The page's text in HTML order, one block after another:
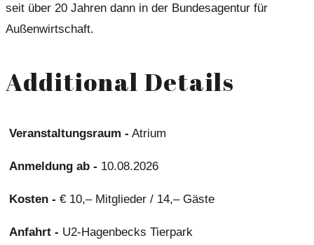
seit über 20 Jahren dann in der Bundesagentur für
Außenwirtschaft.
Additional Details
Veranstaltungsraum - Atrium
Anmeldung ab - 10.08.2026
Kosten - € 10,– Mitglieder / 14,– Gäste
Anfahrt - U2-Hagenbecks Tierpark